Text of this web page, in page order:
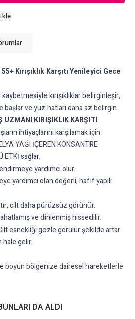
Kırışıklık Karşıtı Yenileyici Gece
kırışıklıklar belirginleşir,
ve yüz hatları daha az belirgin
UZMANI KIRIŞIKLIK KARŞITI
ihtiyaçlarını karşılamak için
YAĞI İÇEREN KONSANTRE
ETKİ sağlar.
yardımcı olur.
yardımcı olan değerli, hafif yapılı
cilt daha pürüzsüz görünür.
ve dinlenmiş hissedilir.
esnekliği gözle görülür şekilde artar
hale gelir.
boyun bölgenize dairesel hareketlerle
DA ALDI